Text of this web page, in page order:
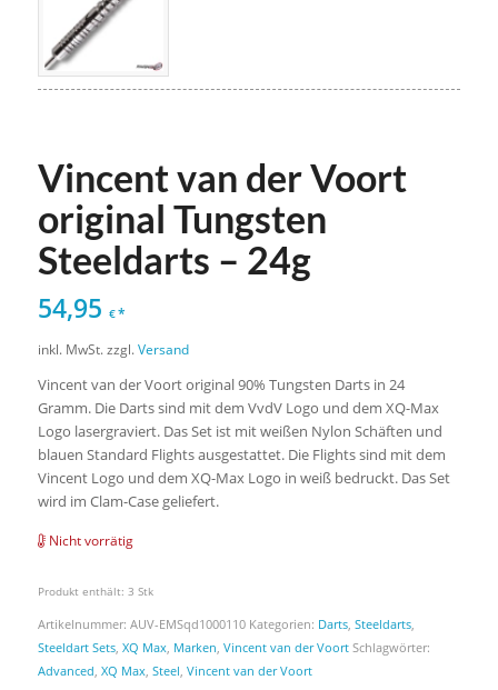
Vincent van der Voort
original Tungsten
Steeldarts – 24g
54,95 €*
inkl. MwSt. zzgl.Versand
Vincent van der Voort original 90% Tungsten Darts in 24
Gramm. Die Darts sind mit dem VvdV Logo und dem XQ-Max
Logo lasergraviert. Das Set ist mit weißen Nylon Schäften und
blauen Standard Flights ausgestattet. Die Flights sind mit dem
Vincent Logo und dem XQ-Max Logo in weiß bedruckt. Das Set
wird im Clam-Case geliefert.
Nicht vorrätig
Produkt enthält: 3 Stk
Artikelnummer: AUV-EMSqd1000110 Kategorien: Darts, Steeldarts,
Steeldart Sets, XQ Max, Marken Vincent van der Voort Schlagwörter:
Advanced XQ Max, Steel Vincent van der Voort